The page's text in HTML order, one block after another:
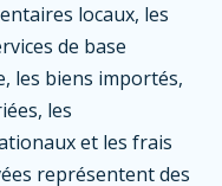
locaux, les
de base
les biens importés,
les
et les frais
représentent des